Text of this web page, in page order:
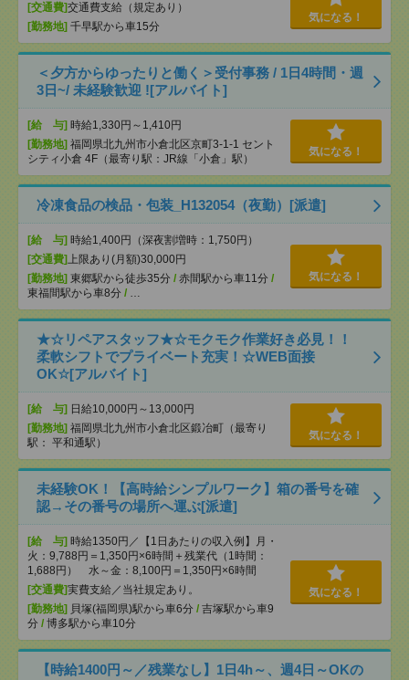
[交通費]交通費支給（規定あり）
[勤務地] 千早駅から車15分
気になる！
＜夕方からゆったりと働く＞受付事務 / 1日4時間・週
3日~/ 未経験歓迎 ![アルバイト]
[給 与] 時給1,330円～1,410円
[勤務地] 福岡県北九州市小倉北区京町3-1-1 セント
シティ小倉 4F（最寄り駅：JR線「小倉」駅）
気になる！
冷凍食品の検品・包装_H132054（夜勤）[派遣]
[給 与] 時給1,400円（深夜割増時：1,750円）
[交通費] 上限あり(月額)30,000円
[勤務地] 東郷駅から徒歩35分 / 赤間駅から車11分 /
東福間駅から車8分 / …
気になる！
★☆リペアスタッフ★☆モクモク作業好き必見！！
柔軟シフトでプライベート充実！☆WEB面接
OK☆[アルバイト]
[給 与] 日給10,000円～13,000円
[勤務地] 福岡県北九州市小倉北区鍛冶町（最寄り
駅： 平和通駅）
気になる！
未経験OK！【高時給シンプルワーク】箱の番号を確
認→その番号の場所へ運ぶ[派遣]
[給 与] 時給1350円／【1日あたりの収入例】月・
火：9,788円＝1,350円×6時間＋残業代（1時間：
1,688円） 水～金：8,100円＝1,350円×6時間
[交通費]実費支給／当社規定あり。
[勤務地] 貝塚(福岡県)駅から車6分 / 吉塚駅から車9
分 / 博多駅から車10分
気になる！
【時給1400円～／残業なし】1日4h～、週4日～OKの